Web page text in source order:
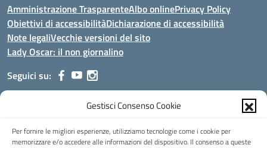
Gestisci Consenso Cookie
Per fornire le migliori esperienze, utilizziamo tecnologie come i cookie per
memorizzare e/o accedere alle informazioni del dispositivo. Il consenso a queste
Amministrazione TrasparenteAlbo onlinePrivacy Policy
Obiettivi di accessibilitàDichiarazione di accessibilità
Note legaliVecchie versioni del sito
Lady Oscar: il non giornalino
Seguici su:
Viale Aldo Moro, 51 - 24021 Albino (Bg)
Posta elettronica certificata (PEC):bgis00900b@pec.istruzione.it